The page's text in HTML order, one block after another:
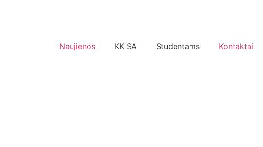
Naujienos KK SA Studentams Kontaktai